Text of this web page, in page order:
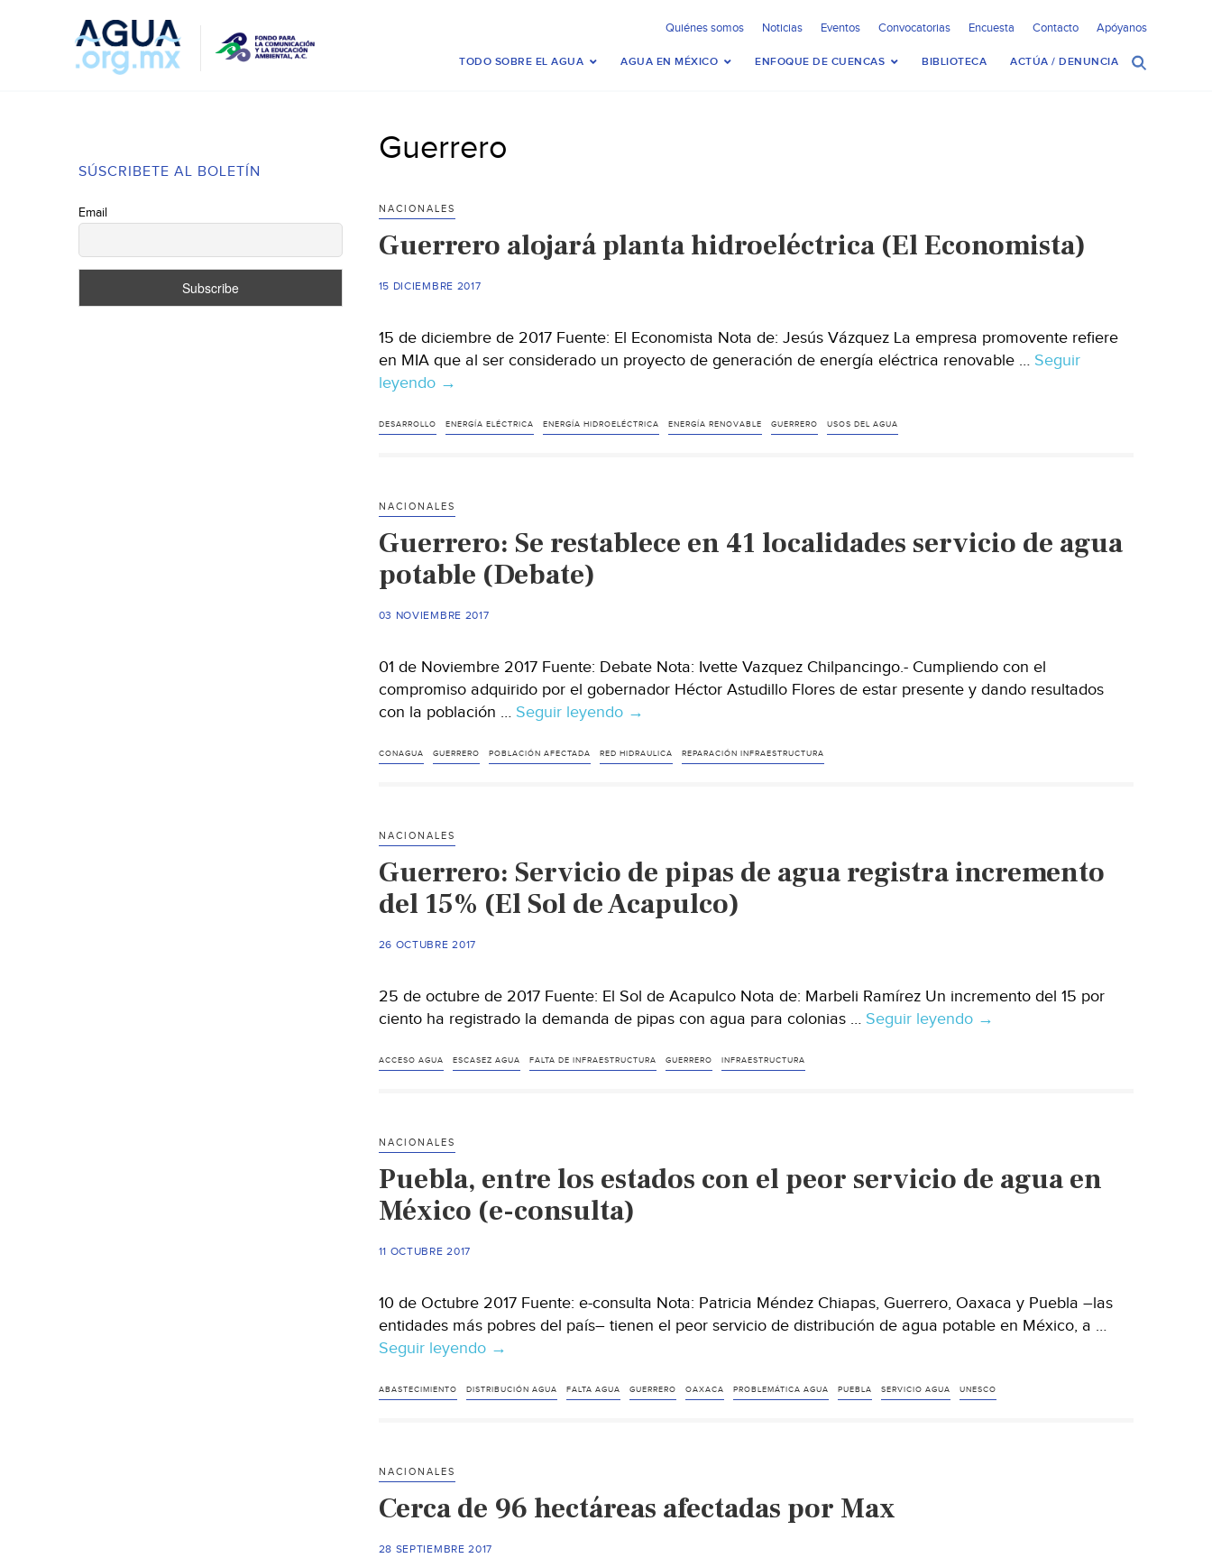
Quiénes somos Noticias Eventos Convocatorias Encuesta Contacto Apóyanos
TODO SOBRE EL AGUA AGUA EN MÉXICO ENFOQUE DE CUENCAS BIBLIOTECA ACTÚA / DENUNCIA
SÚSCRIBETE AL BOLETÍN
Email
Guerrero
NACIONALES
Guerrero alojará planta hidroeléctrica (El Economista)
15 DICIEMBRE 2017
15 de diciembre de 2017 Fuente: El Economista Nota de: Jesús Vázquez La empresa promovente refiere
en MIA que al ser considerado un proyecto de generación de energía eléctrica renovable … Seguir
leyendo Guerrero
planta
→
DESARROLLO ENERGÍA ELÉCTRICA ENERGÍA HIDROELÉCTRICA ENERGÍA RENOVABLE GUERRERO USOS DEL AGUA
NACIONALES
Guerrero: Se restablece en 41 localidades servicio de agua
potable (Debate)
03 NOVIEMBRE 2017
01 de Noviembre 2017 Fuente: Debate Nota: Ivette Vazquez Chilpancingo.- Cumpliendo con el
compromiso adquirido por el gobernador Héctor Astudillo Flores de estar presente y dando resultados
con la población … Seguir leyendo Guerrero:
restablece
de
potable
→
CONAGUA GUERRERO POBLACIÓN AFECTADA RED HIDRAULICA REPARACIÓN INFRAESTRUCTURA
NACIONALES
Guerrero: Servicio de pipas de agua registra incremento
del 15% (El Sol de Acapulco)
26 OCTUBRE 2017
25 de octubre de 2017 Fuente: El Sol de Acapulco Nota de: Marbeli Ramírez Un incremento del 15 por
ciento ha registrado la demanda de pipas con agua para colonias … Seguir leyendo Guerrero:
incremento
Acapulco)
→
ACCESO AGUA ESCASEZ AGUA FALTA DE INFRAESTRUCTURA GUERRERO INFRAESTRUCTURA
NACIONALES
Puebla, entre los estados con el peor servicio de agua en
México (e-consulta)
11 OCTUBRE 2017
10 de Octubre 2017 Fuente: e-consulta Nota: Patricia Méndez Chiapas, Guerrero, Oaxaca y Puebla –las
entidades más pobres del país– tienen el peor servicio de distribución de agua potable en México, a …
Seguir leyendo Puebla,
los
servicio
agua
→
ABASTECIMIENTO DISTRIBUCIÓN AGUA FALTA AGUA GUERRERO OAXACA PROBLEMÁTICA AGUA PUEBLA SERVICIO AGUA UNESCO
NACIONALES
Cerca de 96 hectáreas afectadas por Max
28 SEPTIEMBRE 2017